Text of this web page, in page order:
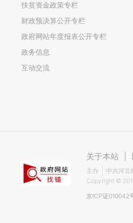
扶贫资金政策专栏
财政预决算公开专栏
政府网站年度报表公开专栏
政务信息
互动交流
关于本站
主办
中共河北
Copyright ©
京ICP证010042